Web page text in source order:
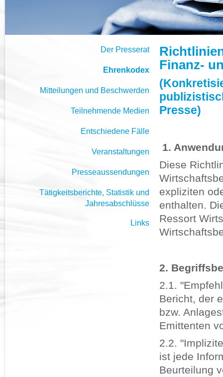
Der Presserat
Ehrenkodex
Mitteilungen und Beschwerden
Teilnehmende Medien
Entschiedene Fälle
Veranstaltungen
Presseaussendungen
Tätigkeitsberichte, Statistik und
Jahresabschlüsse
Links
Finanz-
Presse)
1.
Diese
expliziten
enthalten.
Ressort
2.
2.1.
Bericht, der
bzw.
Emittenten
2.2.
ist jede
Beurteilung